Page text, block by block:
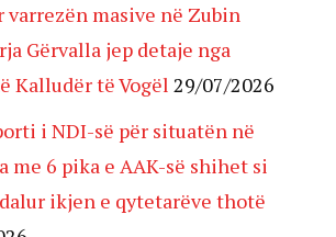
varrezën masive në Zubin
Gërvalla jep detaje nga
Kalludër të Vogël 29/07/2026
i NDI-së për situatën në
me 6 pika e AAK-së shihet si
ikjen e qytetarëve thotë